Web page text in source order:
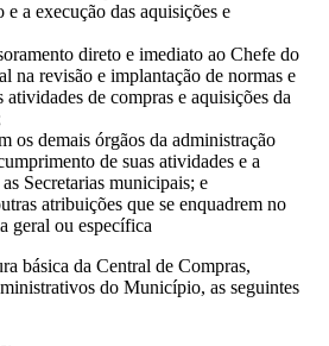
a execução das aquisições e
direto e imediato ao Chefe do
na revisão e implantação de normas e
de compras e aquisições da
os demais órgãos da administração
de suas atividades e a
Secretarias municipais; e
atribuições que se enquadrem no
geral ou específica
básica da Central de Compras,
do Município, as seguintes